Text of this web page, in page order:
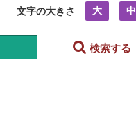
文字の大きさ 大 中
検索する